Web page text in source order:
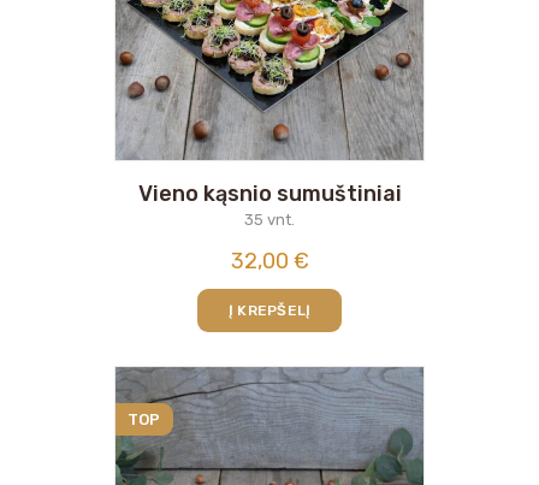
Vieno kąsnio sumuštiniai
35 vnt.
32,00 €
Į KREPŠELĮ
TOP